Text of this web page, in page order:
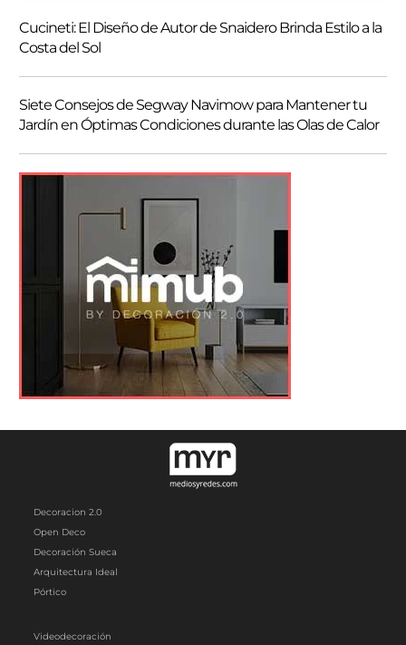
Cucineti: El Diseño de Autor de Snaidero Brinda Estilo a la
Costa del Sol
Siete Consejos de Segway Navimow para Mantener tu
Jardín en Óptimas Condiciones durante las Olas de Calor
Decoracion 2.0
Open Deco
Decoración Sueca
Arquitectura Ideal
Pórtico
Videodecoración